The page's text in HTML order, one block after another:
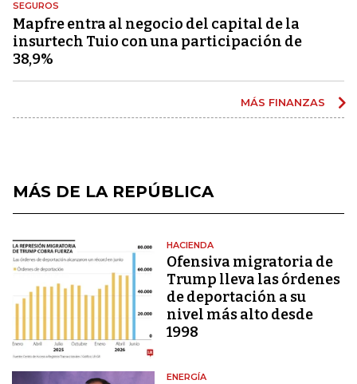
SEGUROS
Mapfre entra al negocio del capital de la
insurtech Tuio con una participación de
38,9%
MÁS FINANZAS
MÁS DE LA REPÚBLICA
HACIENDA
Ofensiva migratoria de
Trump lleva las órdenes
de deportación a su
nivel más alto desde
1998
ENERGÍA